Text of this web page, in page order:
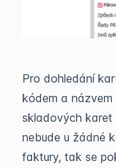
Pro dohledání
kódem a názvem
skladových karet
nebude u žádné
faktury, tak se